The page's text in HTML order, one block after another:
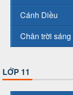
Cánh Diều
Chân trời sáng
LỚP 11